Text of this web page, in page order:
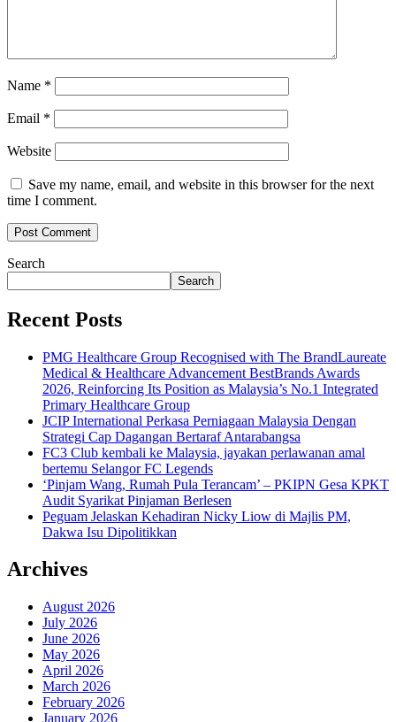
Name *
Email *
Website
Save my name, email, and website in this browser for the next
time I comment.
Search
Search
Recent Posts
PMG Healthcare Group Recognised with The BrandLaureate
Medical & Healthcare Advancement BestBrands Awards
2026, Reinforcing Its Position as Malaysia’s No.1 Integrated
Primary Healthcare Group
JCIP International Perkasa Perniagaan Malaysia Dengan
Strategi Cap Dagangan Bertaraf Antarabangsa
FC3 Club kembali ke Malaysia, jayakan perlawanan amal
bertemu Selangor FC Legends
‘Pinjam Wang, Rumah Pula Terancam’ – PKIPN Gesa KPKT
Audit Syarikat Pinjaman Berlesen
Peguam Jelaskan Kehadiran Nicky Liow di Majlis PM,
Dakwa Isu Dipolitikkan
Archives
August 2026
July 2026
June 2026
May 2026
April 2026
March 2026
February 2026
January 2026